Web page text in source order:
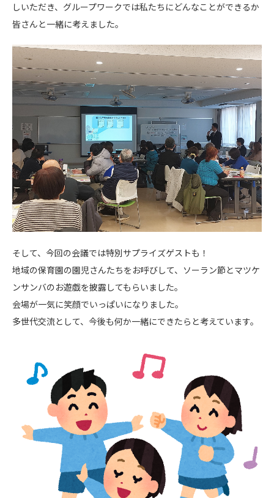
しいただき、グループワークでは私たちにどんなことができるか
皆さんと一緒に考えました。
そして、今回の会議では特別サプライズゲストも！
地域の保育園の園児さんたちをお呼びして、ソーラン節とマツケ
ンサンバのお遊戯を披露してもらいました。
会場が一気に笑顔でいっぱいになりました。
多世代交流として、今後も何か一緒にできたらと考えています。